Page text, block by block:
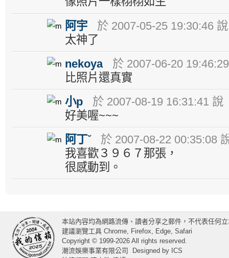
阿宇
於 2007-05-25 19:30:46 說
太神了
nekoya
於 2007-06-20
比照片還真實
小p
於 2007-08-19 16:31:41 說
好美喔~~~
阿丁ˇ
於 2007-08-22 00:35:08
我喜歡３９６７那張，
很感動到。
本站內容均為網路流傳、讀者分享之郵件，不代表任何
建議瀏覽工具 Chrome, Firefox, Edge, Safari
Copyright © 1999-2026 All rights reserved.
潮流娛樂事業有限公司
Designed by ICS